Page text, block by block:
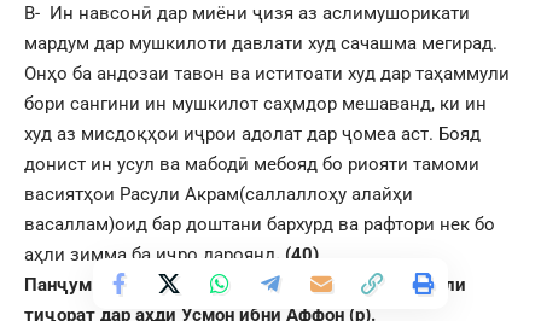
В- Ин навсонӣ дар миёни ҷизя аз аслимушорикати
мардум дар мушкилоти давлати худ сачашма мегирад.
Онҳо ба андозаи тавон ва иститоати худ дар таҳаммули
бори сангини ин мушкилот саҳмдор мешаванд, ки ин
худ аз мисдоқҳои иҷрои адолат дар ҷомеа аст. Бояд
донист ин усул ва мабодӣ мебояд бо риояти тамоми
васиятҳои Расули Акрам(саллаллоҳу алайҳи
васаллам)оид бар доштани бархурд ва рафтори нек бо
аҳли зимма ба иҷро дароянд. (40)
Панҷум: Даромадҳои ҳосил аз хароҷ ва ушри моли
тиҷорат дар аҳди Усмон ибни Аффон (р).